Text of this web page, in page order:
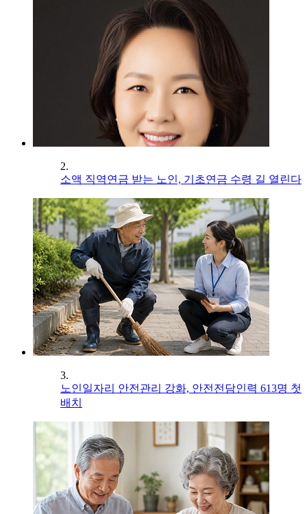
2.
소액 직역연금 받는 노인, 기초연금 수령 길 열린다
3.
노인일자리 안전관리 강화, 안전전담인력 613명 첫
배치